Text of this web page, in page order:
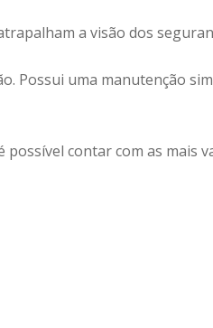
a visão dos
Possui uma manutenção
contar com as mais